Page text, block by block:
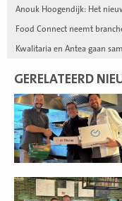
Anouk Hoogendijk: Het
Food Connect neemt
Kwalitaria en Antea gaan
GERELATEERD
Lees
meer
Lees